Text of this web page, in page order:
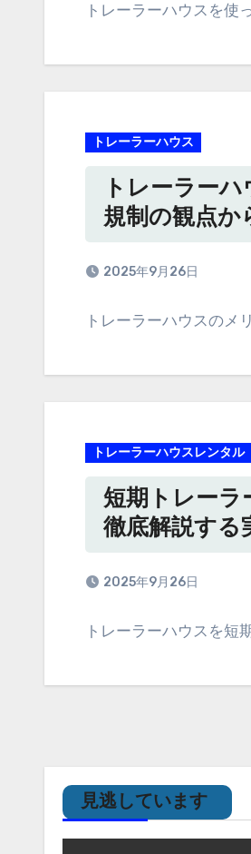
トレーラーハウスを使
トレーラーハウス
トレーラー
規制の観点か
2025年9月26日
トレーラーハウスのメ
トレーラーハウスレンタル
短期トレーラ
徹底解説する
2025年9月26日
トレーラーハウスを短
見逃しています